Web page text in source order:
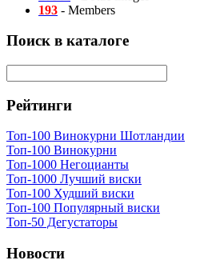
193 - Members
Поиск в каталоге
Рейтинги
Топ-100 Винокурни Шотландии
Топ-100 Винокурни
Топ-1000 Негоцианты
Топ-1000 Лучший виски
Топ-100 Худший виски
Топ-100 Популярный виски
Топ-50 Дегустаторы
Новости